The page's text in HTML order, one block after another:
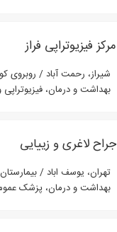
مرکز فیزیوتراپی فراز
شیراز، رحمت آباد / روبروی کوچه ۴۳ / ساختمان حکیم
بهداشت و درمان، فیزیوتراپی
جراح لاغری و زییایی
تهران، یوسف اباد /
بهداشت و درمان، پزشک